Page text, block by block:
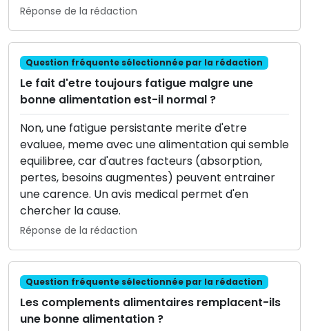
Réponse de la rédaction
Question fréquente sélectionnée par la rédaction
Le fait d'etre toujours fatigue malgre une
bonne alimentation est-il normal ?
Non, une fatigue persistante merite d'etre
evaluee, meme avec une alimentation qui semble
equilibree, car d'autres facteurs (absorption,
pertes, besoins augmentes) peuvent entrainer
une carence. Un avis medical permet d'en
chercher la cause.
Réponse de la rédaction
Question fréquente sélectionnée par la rédaction
Les complements alimentaires remplacent-ils
une bonne alimentation ?